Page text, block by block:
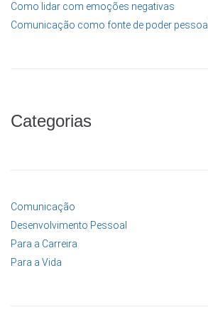
Como lidar com emoções negativas
Comunicação como fonte de poder pessoal
Categorias
Comunicação
Desenvolvimento Pessoal
Para a Carreira
Para a Vida